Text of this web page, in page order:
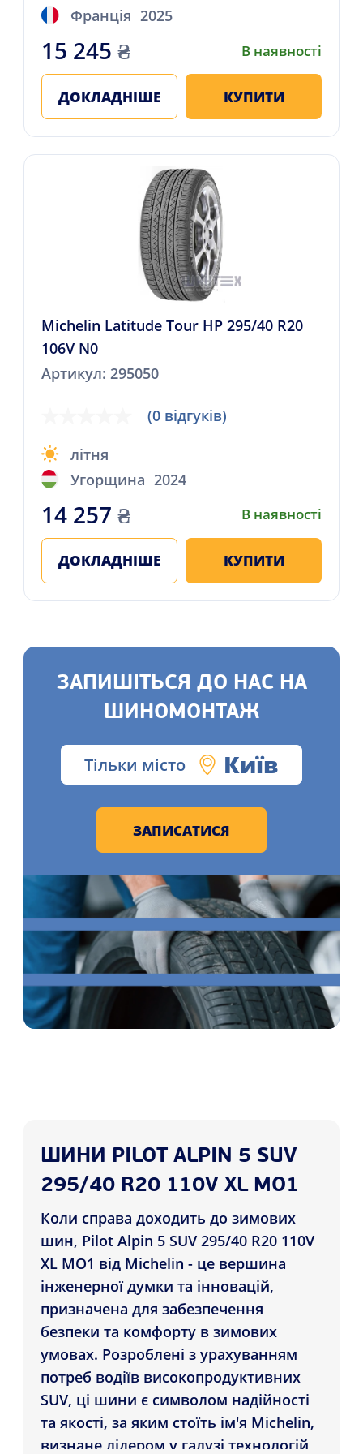
Франція 2025
15 245 ₴ В наявності
ДОКЛАДНІШЕ КУПИТИ
Michelin Latitude Tour HP 295/40 R20
106V N0
Артикул: 295050
(0 відгуків)
літня
Угорщина 2024
14 257 ₴ В наявності
ДОКЛАДНІШЕ КУПИТИ
ЗАПИШІТЬСЯ ДО НАС НА
ШИНОМОНТАЖ
Тільки місто Київ
ЗАПИСАТИСЯ
ШИНИ PILOT ALPIN 5 SUV
295/40 R20 110V XL MO1
Коли справа доходить до зимових
шин, Pilot Alpin 5 SUV 295/40 R20 110V
XL MO1 від Michelin - це вершина
інженерної думки та інновацій,
призначена для забезпечення
безпеки та комфорту в зимових
умовах. Розроблені з урахуванням
потреб водіїв високопродуктивних
SUV, ці шини є символом надійності
та якості, за яким стоїть ім'я Michelin,
визнане лідером у галузі технологій